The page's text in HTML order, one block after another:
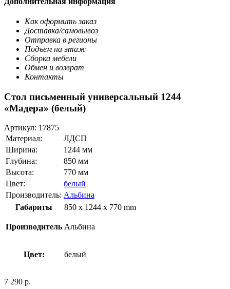
Как оформить заказ
Доставка/самовывоз
Отправка в регионы
Подъем на этаж
Сборка мебели
Обмен и возврат
Контакты
Стол письменный универсальный 1244
«Мадера» (белый)
Артикул: 17875
Материал:
ЛДСП
Ширина:
1244 мм
Глубина:
850 мм
Высота:
770 мм
Цвет:
белый
Производитель: Альбина
Габариты
850 x 1244 x 770 mm
Производитель Альбина
Цвет: белый
7 290 р.